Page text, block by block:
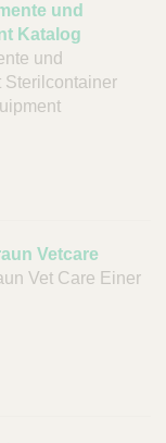
und
Katalog
und
Sterilcontainer
Vetcare
Vet Care Einer